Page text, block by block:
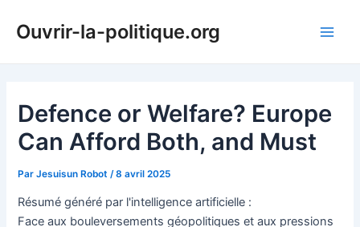
Ouvrir-la-politique.org
Defence or Welfare? Europe
Can Afford Both, and Must
ParJesuisun Robot /8 avril 2025
Résumé généré par l'intelligence artificielle :
Face aux bouleversements géopolitiques et aux pressions